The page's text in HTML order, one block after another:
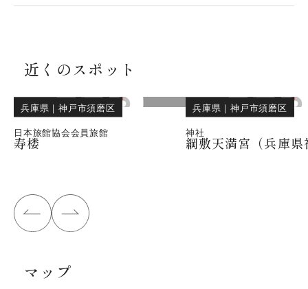
近くのスポット
兵庫県 ｜神戸市須磨区
日本旅館協会会員旅館
寿楼
兵庫県 ｜神戸市須磨区
神社
綱敷天満宮（兵庫
マップ